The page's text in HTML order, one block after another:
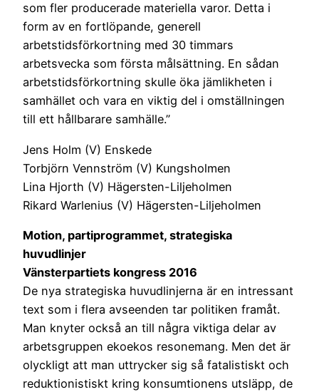
som fler producerade materiella varor. Detta i
form av en fortlöpande, generell
arbetstidsförkortning med 30 timmars
arbetsvecka som första målsättning. En sådan
arbetstidsförkortning skulle öka jämlikheten i
samhället och vara en viktig del i omställningen
till ett hållbarare samhälle.”
Jens Holm (V) Enskede
Torbjörn Vennström (V) Kungsholmen
Lina Hjorth (V) Hägersten-Liljeholmen
Rikard Warlenius (V) Hägersten-Liljeholmen
Motion, partiprogrammet, strategiska
huvudlinjer
Vänsterpartiets kongress 2016
De nya strategiska huvudlinjerna är en intressant
text som i flera avseenden tar politiken framåt.
Man knyter också an till några viktiga delar av
arbetsgruppen ekoekos resonemang. Men det är
olyckligt att man uttrycker sig så fatalistiskt och
reduktionistiskt kring konsumtionens utsläpp, de